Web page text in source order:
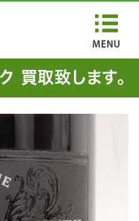
買取致します。